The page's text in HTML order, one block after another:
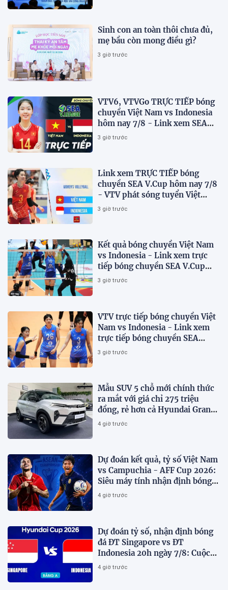
Sinh con an toàn thôi chưa đủ,
mẹ bầu còn mong điều gì?
3 giờ trước
VTV6, VTVGo TRỰC TIẾP bóng
chuyền Việt Nam vs Indonesia
hôm nay 7/8 - Link xem SEA
V.Cup 2026 mới nhất
3 giờ trước
Link xem TRỰC TIẾP bóng
chuyền SEA V.Cup hôm nay 7/8
- VTV phát sóng tuyển Việt
Nam đấu Indonesia
3 giờ trước
Kết quả bóng chuyền Việt Nam
vs Indonesia - Link xem trực
tiếp bóng chuyền SEA V.Cup
2026 trên VTV
3 giờ trước
VTV trực tiếp bóng chuyền Việt
Nam vs Indonesia - Link xem
trực tiếp bóng chuyền SEA
V.Cup 2026 hôm nay 7/8
3 giờ trước
Mẫu SUV 5 chỗ mới chính thức
ra mắt với giá chỉ 275 triệu
đồng, rẻ hơn cả Hyundai Grand
i10 và Kia Morning
4 giờ trước
Dự đoán kết quả, tỷ số Việt Nam
vs Campuchia - AFF Cup 2026:
Siêu máy tính nhận định bóng
đá hôm nay
4 giờ trước
Dự đoán tỷ số, nhận định bóng
đá ĐT Singapore vs ĐT
Indonesia 20h ngày 7/8: Cuộc
chiến sống còn
4 giờ trước